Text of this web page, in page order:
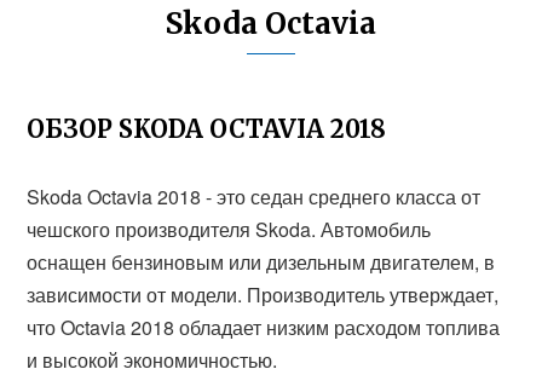
Skoda Octavia
ОБЗОР SKODA OCTAVIA 2018
Skoda Octavia 2018 - это седан среднего класса от
чешского производителя Skoda. Автомобиль
оснащен бензиновым или дизельным двигателем, в
зависимости от модели. Производитель утверждает,
что Octavia 2018 обладает низким расходом топлива
и высокой экономичностью.